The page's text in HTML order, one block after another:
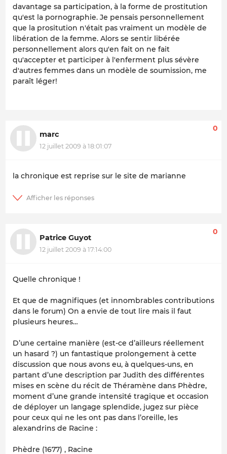
davantage sa participation, à la forme de prostitution
qu'est la pornographie. Je pensais personnellement
que la prositution n'était pas vraiment un modèle de
libération de la femme. Alors se sentir libérée
personnellement alors qu'en fait on ne fait
qu'accepter et participer à l'enferment plus sévère
d'autres femmes dans un modèle de soumission, me
paraît léger!
marc
12 juillet 2009 à 18:01:07
0
la chronique est reprise sur le site de marianne
Patrice Guyot
12 juillet 2009 à 17:14:00
0
Quelle chronique !
Et que de magnifiques (et innombrables contributions
dans le forum) On a envie de tout lire mais il faut
plusieurs heures…
D’une certaine manière (est-ce d’ailleurs réellement
un hasard ?) un fantastique prolongement à cette
discussion que nous avons eu, à quelques-uns, en
partant d’une description par Judith des différentes
mises en scène du récit de Théramène dans Phèdre,
moment d’une grande intensité tragique et occasion
de déployer un langage splendide, jugez sur pièce
pour ceux qui ne les ont pas dans l’oreille, les
alexandrins de Racine :
Phèdre (1677) , Racine